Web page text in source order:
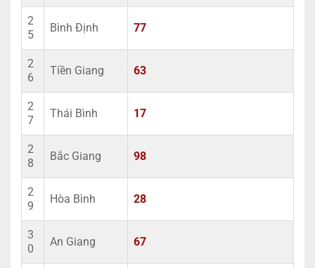
2
5
Bình Định 77
2
6
Tiền Giang 63
2
7
Thái Bình 17
2
8
Bắc Giang 98
2
9
Hòa Bình 28
3
0
An Giang 67